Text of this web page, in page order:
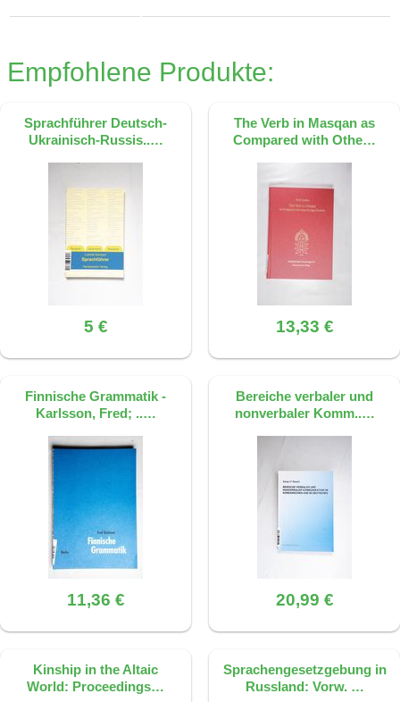
Empfohlene Produkte:
Sprachführer Deutsch-
Ukrainisch-Russis..…
5 €
The Verb in Masqan as
Compared with Othe…
13,33 €
Finnische Grammatik -
Karlsson, Fred; ..…
11,36 €
Bereiche verbaler und
nonverbaler Komm..…
20,99 €
Kinship in the Altaic
World: Proceedings…
Sprachengesetzgebung in
Russland: Vorw. …